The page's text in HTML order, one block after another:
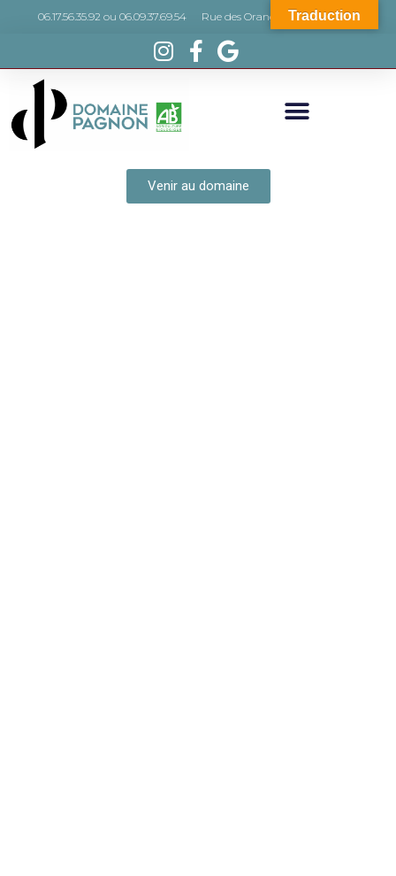
06.17.56.35.92 ou 06.09.37.69.54 Rue des Orangers, 66440 Torreilles
Venir au domaine
Traduction